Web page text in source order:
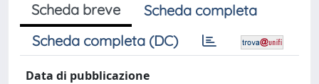
Scheda breve
Scheda completa
Scheda completa (DC)
Data di pubblicazione